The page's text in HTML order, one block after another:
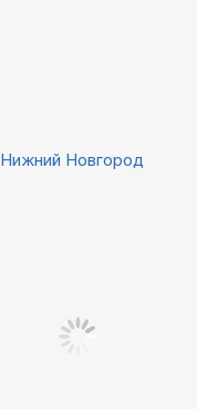
Нижний Новгород